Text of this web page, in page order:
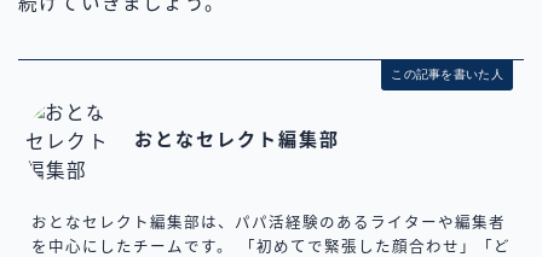
この記事を書いた人
おとなセレクト編集部
おとなセレクト編集部は、パパ活経験のあるライターや編集者
を中心にしたチームです。 「初めてで緊張した顔合わせ」「ど